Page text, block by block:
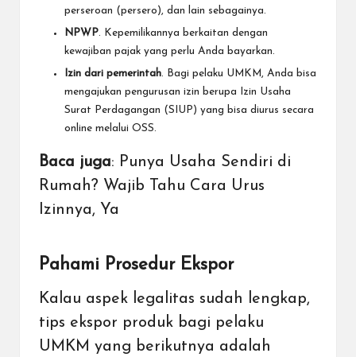
perseroan (persero), dan lain sebagainya.
NPWP. Kepemilikannya berkaitan dengan
kewajiban pajak yang perlu Anda bayarkan.
Izin dari pemerintah. Bagi pelaku UMKM, Anda bisa
mengajukan pengurusan izin berupa Izin Usaha
Surat Perdagangan (SIUP) yang bisa diurus secara
online melalui OSS.
Baca juga: Punya Usaha Sendiri di
Rumah? Wajib Tahu Cara Urus
Izinnya, Ya
Pahami Prosedur Ekspor
Kalau aspek legalitas sudah lengkap,
tips ekspor produk bagi pelaku
UMKM yang berikutnya adalah